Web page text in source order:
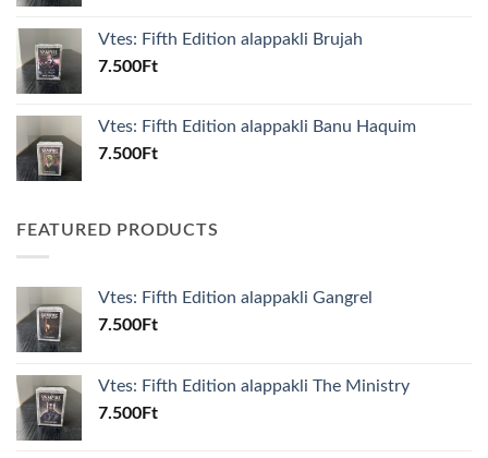
Vtes: Fifth Edition alappakli Brujah
7.500Ft
Vtes: Fifth Edition alappakli Banu Haquim
7.500Ft
FEATURED PRODUCTS
Vtes: Fifth Edition alappakli Gangrel
7.500Ft
Vtes: Fifth Edition alappakli The Ministry
7.500Ft